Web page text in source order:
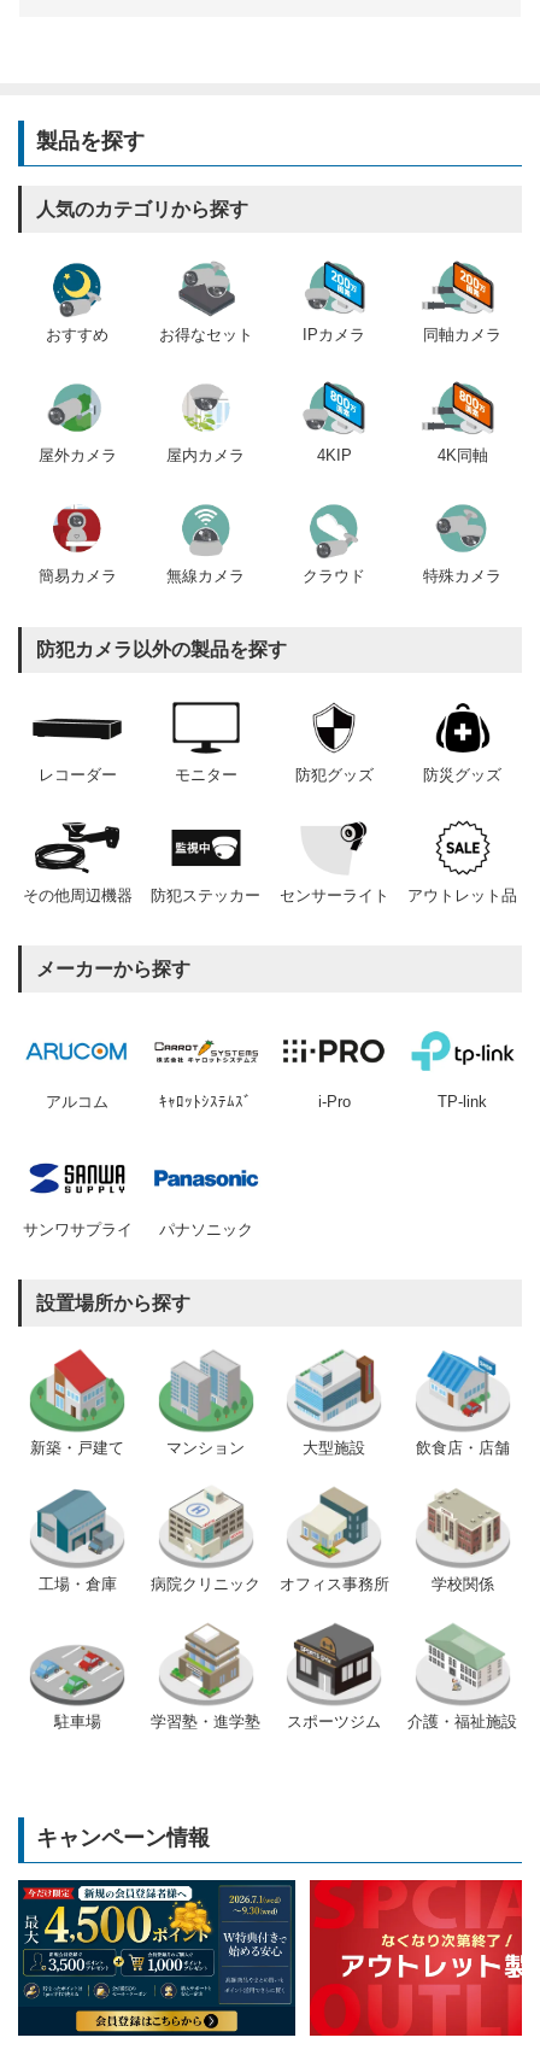
製品を探す
人気のカテゴリから探す
おすすめ お得なセット IPカメラ 同軸カメラ
屋外カメラ 屋内カメラ 4KIP 4K同軸
簡易カメラ 無線カメラ クラウド 特殊カメラ
防犯カメラ以外の製品を探す
レコーダー モニター 防犯グッズ 防災グッズ
その他周辺機器 防犯ステッカー センサーライト アウトレット品
メーカーから探す
アルコム ｷｬﾛｯﾄｼｽﾃﾑｽﾞ i-Pro TP-link
サンワサプライ パナソニック
設置場所から探す
新築・戸建て マンション 大型施設 飲食店・店舗
工場・倉庫 病院クリニック オフィス事務所 学校関係
駐車場 学習塾・進学塾 スポーツジム 介護・福祉施設
キャンペーン情報